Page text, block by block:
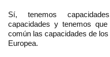
Sí, tenemos
capacidades y tenemos
común las capacidades de
Europea.